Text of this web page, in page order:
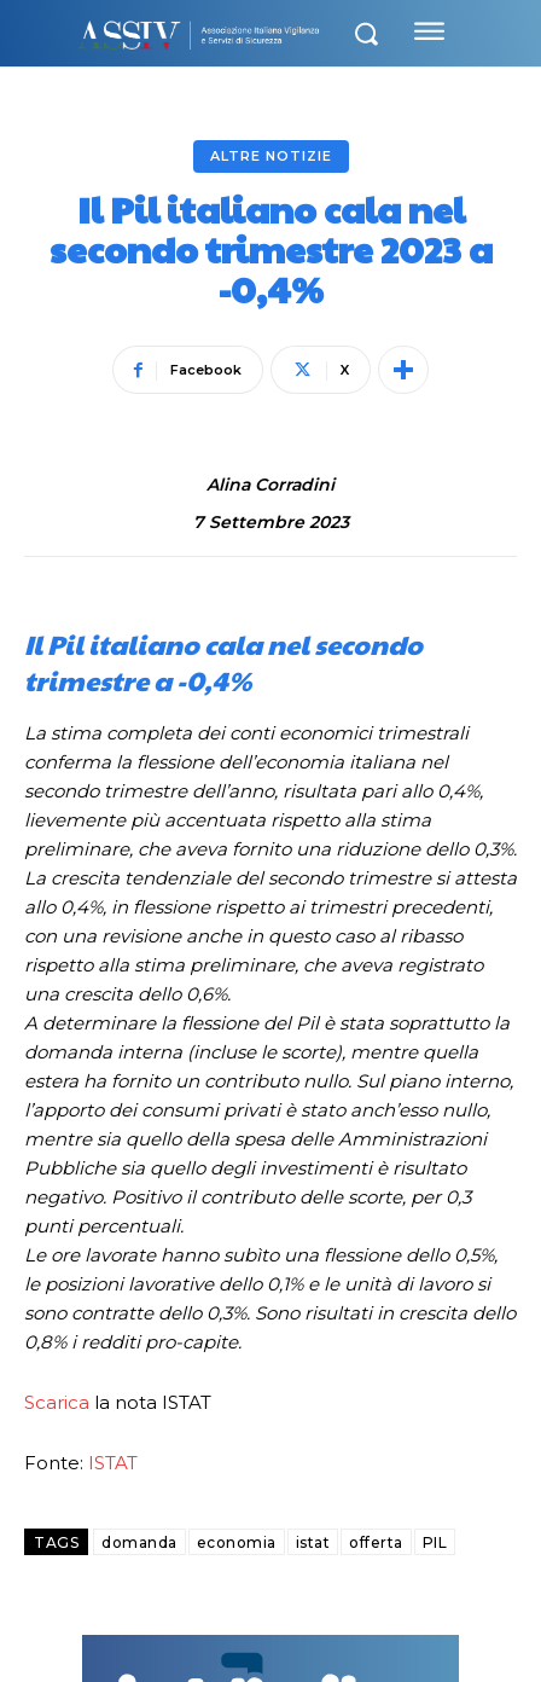
ALTRE NOTIZIE
Il Pil italiano cala nel
secondo trimestre 2023 a
-0,4%
Facebook X
Alina Corradini
7 Settembre 2023
Il Pil italiano cala nel secondo
trimestre a -0,4%
La stima completa dei conti economici trimestrali
conferma la flessione dell’economia italiana nel
secondo trimestre dell’anno, risultata pari allo 0,4%,
lievemente più accentuata rispetto alla stima
preliminare, che aveva fornito una riduzione dello 0,3%.
La crescita tendenziale del secondo trimestre si attesta
allo 0,4%, in flessione rispetto ai trimestri precedenti,
con una revisione anche in questo caso al ribasso
rispetto alla stima preliminare, che aveva registrato
una crescita dello 0,6%.
A determinare la flessione del Pil è stata soprattutto la
domanda interna (incluse le scorte), mentre quella
estera ha fornito un contributo nullo. Sul piano interno,
l’apporto dei consumi privati è stato anch’esso nullo,
mentre sia quello della spesa delle Amministrazioni
Pubbliche sia quello degli investimenti è risultato
negativo. Positivo il contributo delle scorte, per 0,3
punti percentuali.
Le ore lavorate hanno subìto una flessione dello 0,5%,
le posizioni lavorative dello 0,1% e le unità di lavoro si
sono contratte dello 0,3%. Sono risultati in crescita dello
0,8% i redditi pro-capite.
Scarica la nota ISTAT
Fonte: ISTAT
TAGS domanda economia istat offerta PIL